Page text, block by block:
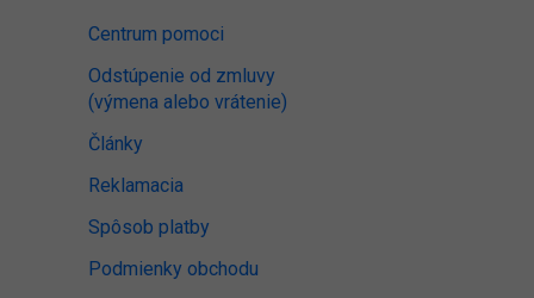
Centrum pomoci
Odstúpenie od zmluvy
(výmena alebo vrátenie)
Články
Reklamacia
Spôsob platby
Podmienky obchodu